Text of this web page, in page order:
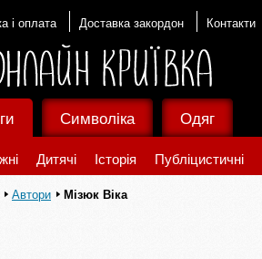
і оплата Доставка закордон Контакти
Дитячі Історія Публіцистичні
Символіка Одяг
Автори Мізюк Віка